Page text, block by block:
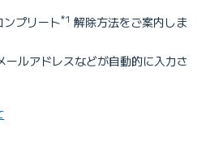
プリート*1 解除方法をご案内しま
ールアドレスなどが自動的に入力さ